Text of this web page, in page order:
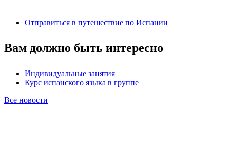
Отправиться в путешествие по Испании
Вам должно быть интересно
Индивидуальные занятия
Курс испанского языка в группе
Все новости